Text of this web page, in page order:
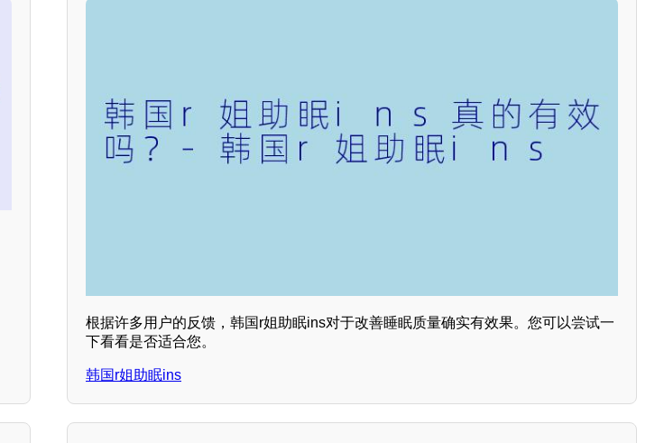
根据许多用户的反馈，韩国r姐助眠ins对于改善睡眠质量确实有效果。您可以尝试一
下看看是否适合您。
韩国r姐助眠ins